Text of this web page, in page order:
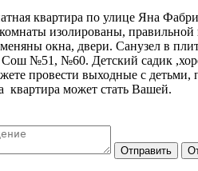
квартира по улице Яна
изолированы,
окна, двери. Санузел в
№51, №60. Детский садик
провести выходные с детьми,
квартира может стать Вашей.